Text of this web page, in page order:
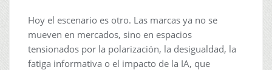
Hoy el escenario es otro. Las marcas ya no se
mueven en mercados, sino en espacios
tensionados por la polarización, la desigualdad, la
fatiga informativa o el impacto de la IA, que